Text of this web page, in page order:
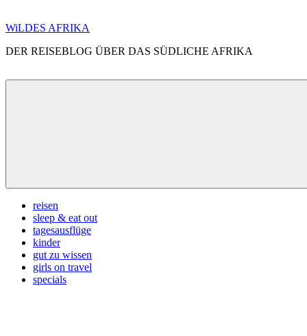
Zum
springen
WiLDES AFRIKA
DER REISEBLOG ÜBER DAS SÜDLICHE AFRIKA
Menü
reisen
sleep & eat out
tagesausflüge
kinder
gut zu wissen
girls on travel
specials